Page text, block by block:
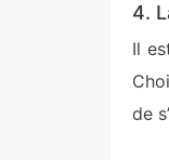
4.
Il
de